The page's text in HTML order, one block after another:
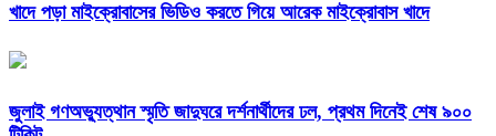
খাদে পড়া মাইক্রোবাসের ভিডিও করতে গিয়ে আরেক মাইক্রোবাস খাদে
জুলাই গণঅভ্যুত্থান স্মৃতি জাদুঘরে দর্শনার্থীদের ঢল, প্রথম দিনেই শেষ ৯০০